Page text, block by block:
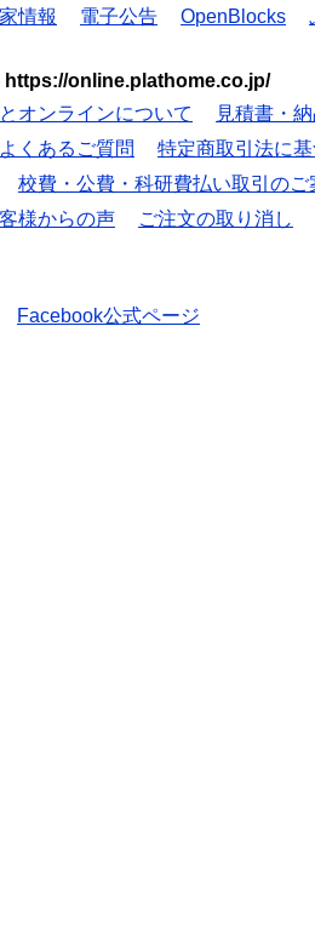
情報 電子公告 OpenBlocks
https://online.plathome.co.jp/
オンラインについて
見積書・
よくあるご質問
特定商取引法に
校費・公費・科研費払い取引のご
様からの声 ご注文の取り消し
Facebook公式ページ